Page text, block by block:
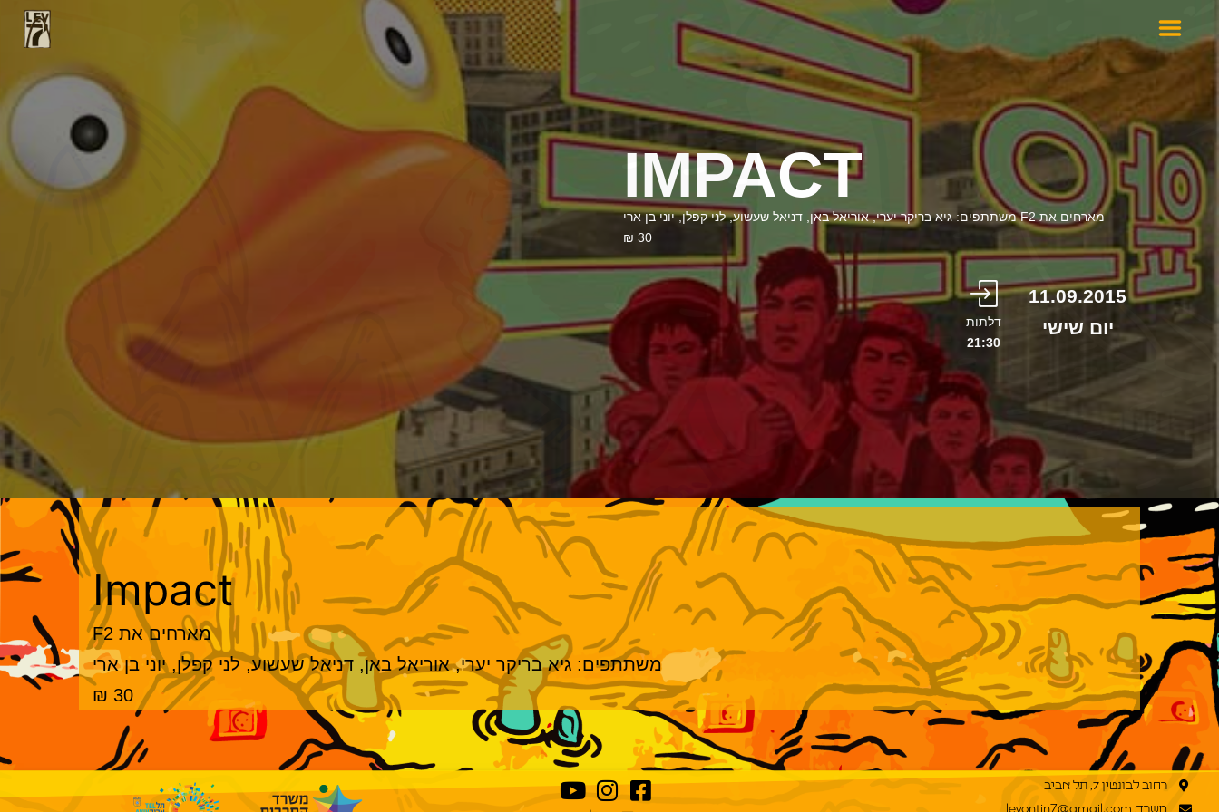
IMPACT
מארחים את F2 משתתפים: גיא בריקר יערי, אוריאל באן, דניאל שעשוע, לני קפלן, יוני בן ארי
30 ₪
11.09.2015
יום שישי
דלתות
21:30
Impact
מארחים את F2
משתתפים: גיא בריקר יערי, אוריאל באן, דניאל שעשוע, לני קפלן, יוני בן ארי
30 ₪
רחוב לבונטין 7, תל אביב
משרד: levontin7@gmail.com